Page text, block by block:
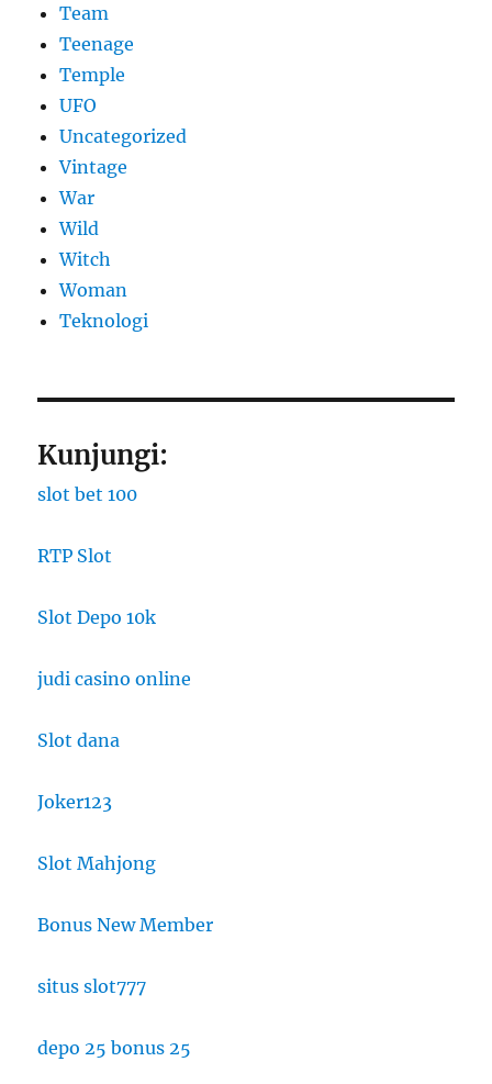
Team
Teenage
Temple
UFO
Uncategorized
Vintage
War
Wild
Witch
Woman
​Teknologi
Kunjungi:
slot bet 100
RTP Slot
Slot Depo 10k
judi casino online
Slot dana
Joker123
Slot Mahjong
Bonus New Member
situs slot777
depo 25 bonus 25